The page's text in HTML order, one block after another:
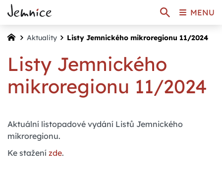
Aktuality Listy Jemnického mikroregionu 11/2024
Listy Jemnického
mikroregionu 11/2024
Aktuální listopadové vydání Listů Jemnického
mikroregionu.
Ke stažení zde.
MENU